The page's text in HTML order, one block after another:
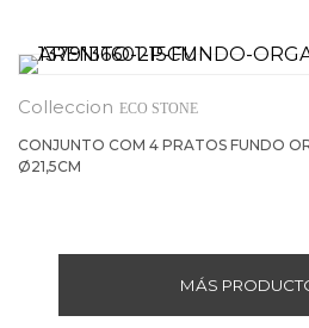
ECO STONE
CONJUNTO COM 4 PRATOS FUNDO
Ø21,5CM
MÁS